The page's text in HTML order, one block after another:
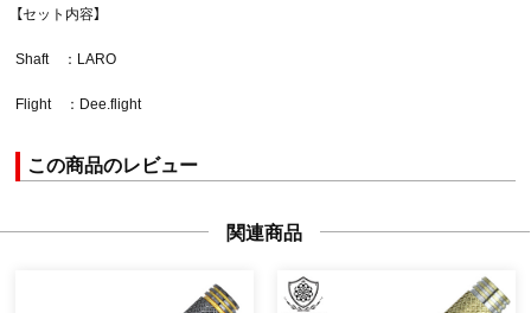
【セット内容】
Shaft ：LARO
Flight ：Dee.flight
この商品のレビュー
関連商品